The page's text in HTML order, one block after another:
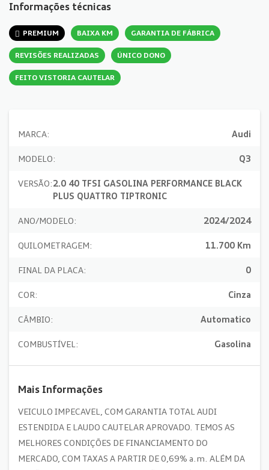
Informações técnicas
PREMIUM BAIXA KM GARANTIA DE FÁBRICA
REVISÕES REALIZADAS ÚNICO DONO
FEITO VISTORIA CAUTELAR
MARCA: Audi
MODELO: Q3
VERSÃO:2.0 40 TFSI GASOLINA PERFORMANCE BLACK
PLUS QUATTRO TIPTRONIC
ANO/MODELO: 2024/2024
QUILOMETRAGEM: 11.700 Km
FINAL DA PLACA: 0
COR: Cinza
CÂMBIO: Automatico
COMBUSTÍVEL: Gasolina
Mais Informações
VEICULO IMPECAVEL, COM GARANTIA TOTAL AUDI
ESTENDIDA E LAUDO CAUTELAR APROVADO. TEMOS AS
MELHORES CONDIÇÕES DE FINANCIAMENTO DO
MERCADO, COM TAXAS A PARTIR DE 0,69% a.m. ALÉM DA